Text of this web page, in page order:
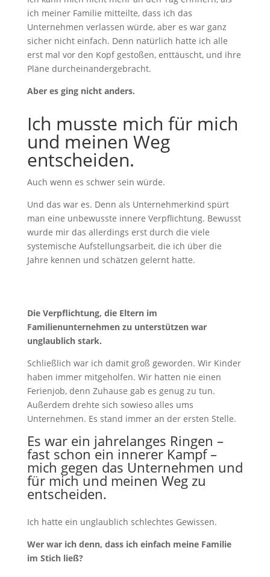
ich meiner Familie mitteilte, dass ich das
Unternehmen verlassen würde, aber es war ganz
sicher nicht einfach. Denn natürlich hatte ich alle
erst mal vor den Kopf gestoßen, enttäuscht, und ihre
Pläne durcheinandergebracht.
Aber es ging nicht anders.
Ich musste mich für mich
und meinen Weg
entscheiden.
Auch wenn es schwer sein würde.
Und das war es. Denn als Unternehmerkind spürt
man eine unbewusste innere Verpflichtung. Bewusst
wurde mir das allerdings erst durch die viele
systemische Aufstellungsarbeit, die ich über die
Jahre kennen und schätzen gelernt hatte.
Die Verpflichtung, die Eltern im
Familienunternehmen zu unterstützen war
unglaublich stark.
Schließlich war ich damit groß geworden. Wir Kinder
haben immer mitgeholfen. Wir hatten nie einen
Ferienjob, denn Zuhause gab es genug zu tun.
Außerdem drehte sich sowieso alles ums
Unternehmen. Es stand immer an der ersten Stelle.
Es war ein jahrelanges Ringen –
fast schon ein innerer Kampf –
mich gegen das Unternehmen und
für mich und meinen Weg zu
entscheiden.
Ich hatte ein unglaublich schlechtes Gewissen.
Wer war ich denn, dass ich einfach meine Familie
im Stich ließ?